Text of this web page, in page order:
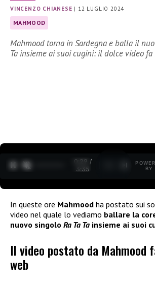
VINCENZO CHIANESE | 12 LUGLIO 2024
MAHMOOD
Mahmood torna in Sardegna e balla il
Ta insieme ai suoi cugini: il dolce video
0:31 /
3:35
BY
In queste ore Mahmood ha postato sui
video nel quale lo vediamo ballare la
nuovo singolo Ra Ta Ta insieme ai suoi
Il video postato da Mahmood
web